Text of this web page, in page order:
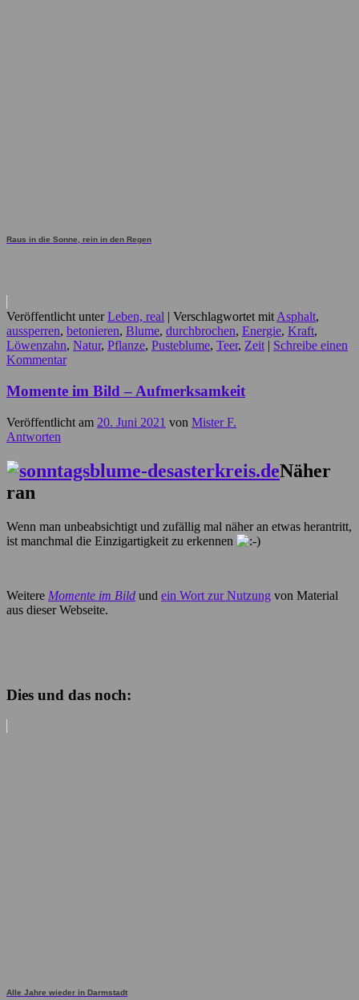
Raus in die Sonne, rein in den Regen
Veröffentlicht unter Leben, real | Verschlagwortet mit Asphalt,
aussperren, betonieren, Blume, durchbrochen, Energie, Kraft,
Löwenzahn, Natur, Pflanze, Pusteblume, Teer, Zeit | Schreibe einen
Kommentar
Momente im Bild – Aufmerksamkeit
Veröffentlicht am 20. Juni 2021 von Mister F.
Antworten
Näher
ran
Wenn man unbeabsichtigt und zufällig mal näher an etwas herantritt,
ist manchmal die Einzigartigkeit zu erkennen
Weitere Momente im Bild und ein Wort zur Nutzung von Material
aus dieser Webseite.
Dies und das noch:
Alle Jahre wieder in Darmstadt